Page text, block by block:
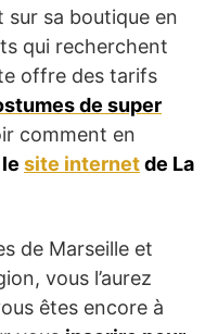
sur sa boutique en
qui recherchent
offre des tarifs
de super
comment en
le site internetde La
de Marseille et
vous l’aurez
êtes encore à